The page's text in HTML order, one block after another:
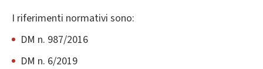
I riferimenti normativi sono:
DM n. 987/2016
DM n. 6/2019